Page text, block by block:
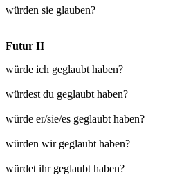
würden sie glauben?
Futur II
würde ich geglaubt haben?
würdest du geglaubt haben?
würde er/sie/es geglaubt haben?
würden wir geglaubt haben?
würdet ihr geglaubt haben?